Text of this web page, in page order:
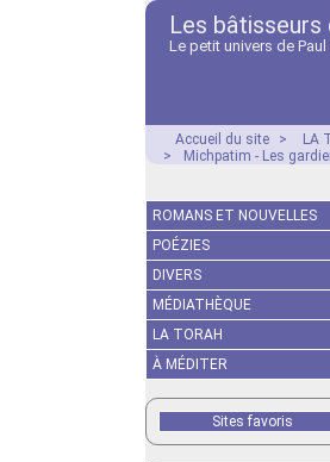
Les bâtisseurs
Le petit univers de
Accueil du site > LA
>
Michpatim - Les
ROMANS ET NOUVELLES
POÉZIES
DIVERS
MÉDIATHÈQUE
LA TORAH
À MÉDITER
Sites favoris